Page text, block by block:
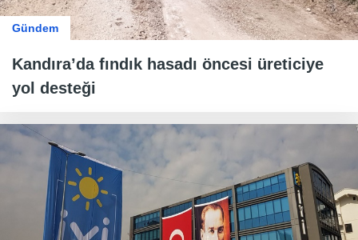
Gündem
Kandıra’da fındık hasadı öncesi üreticiye
yol desteği